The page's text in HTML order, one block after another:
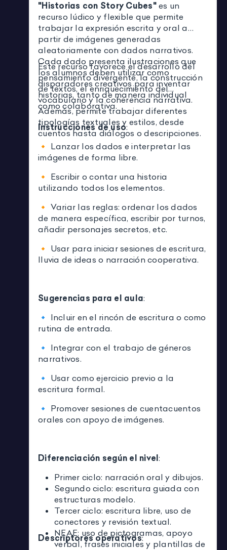
"Historias con Story Cubes"es un
recurso lúdico y flexible que permite
trabajar la expresión escrita y oral a
partir de imágenes generadas
aleatoriamente con dados narrativos.
Cada dado presenta ilustraciones que
los alumnos deben utilizar como
disparadores creativos para inventar
historias, tanto de manera individual
como colaborativa.
Este recurso favorece el desarrollo del
pensamiento divergente, la construcción
de textos, el enriquecimiento del
vocabulario y la coherencia narrativa.
Además, permite trabajar diferentes
tipologías textuales y estilos, desde
cuentos hasta diálogos o descripciones.
Instrucciones de uso:
🔸 Lanzar los dados e interpretar las
imágenes de forma libre.
🔸 Escribir o contar una historia
utilizando todos los elementos.
🔸 Variar las reglas: ordenar los dados
de manera específica, escribir por turnos,
añadir personajes secretos, etc.
🔸 Usar para iniciar sesiones de escritura,
lluvia de ideas o narración cooperativa.
Sugerencias para el aula:
🔹 Incluir en el rincón de escritura o como
rutina de entrada.
🔹 Integrar con el trabajo de géneros
narrativos.
🔹 Usar como ejercicio previo a la
escritura formal.
🔹 Promover sesiones de cuentacuentos
orales con apoyo de imágenes.
Diferenciación según el nivel:
Primer ciclo: narración oral y dibujos.
Segundo ciclo: escritura guiada con
estructuras modelo.
Tercer ciclo: escritura libre, uso de
conectores y revisión textual.
NEAE: uso de pictogramas, apoyo
verbal, frases iniciales y plantillas de
Descriptores operativos: